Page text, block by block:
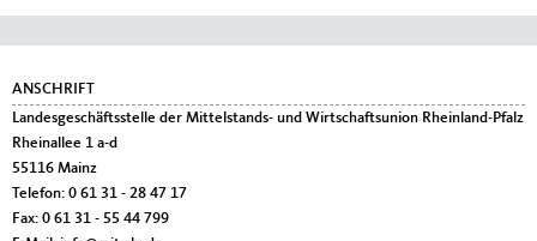
Fußbereich
ANSCHRIFT
Landesgeschäftsstelle der Mittelstands- und Wirtschaftsunion Rheinland-Pfalz
Rheinallee 1 a-d
55116 Mainz
Telefon: 0 61 31 - 28 47 17
Fax: 0 61 31 - 55 44 799